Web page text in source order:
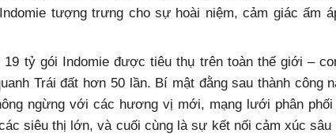
tượng trưng cho sự hoài niệm, cảm giác ấm
19 tỷ gói Indomie được tiêu thụ trên toàn thế giới –
Trái đất hơn 50 lần. Bí mật đằng sau thành công
ngừng với các hương vị mới, mạng lưới phân
siêu thị lớn, và cuối cùng là sự kết nối cảm xúc